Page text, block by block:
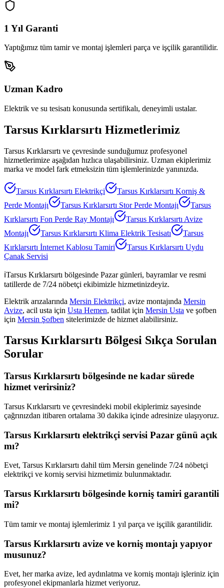
1 Yıl Garanti
Yaptığımız tüm tamir ve montaj işlemleri parça ve işçilik garantilidir.
Uzman Kadro
Elektrik ve su tesisatı konusunda sertifikalı, deneyimli ustalar.
Tarsus Kırklarsırtı Hizmetlerimiz
Tarsus Kırklarsırtı ve çevresinde sunduğumuz profesyonel
hizmetlerimize aşağıdan hızlıca ulaşabilirsiniz. Uzman ekiplerimiz
marka ve model fark etmeksizin tüm işlemlerinizde yanınızda.
Tarsus Kırklarsırtı Elektrikçi Tarsus Kırklarsırtı Korniş &
Perde Montajı
Tarsus Kırklarsırtı Stor Perde Montajı
Tarsus
Kırklarsırtı Fon Perde Ray Montajı Tarsus Kırklarsırtı Avize
Montajı
Tarsus Kırklarsırtı Klima Elektrik Tesisatı
Tarsus
Kırklarsırtı İnternet Kablosu Tamiri Tarsus Kırklarsırtı Uydu
Çanak Servisi
ℹ️Tarsus Kırklarsırtı bölgesinde Pazar günleri, bayramlar ve resmi
tatillerde de 7/24 nöbetçi ekibimizle hizmetinizdeyiz.
Elektrik arızalarında Mersin Elektrikçi, avize montajında Mersin
Avize, acil usta için Usta Hemen, tadilat için Mersin Usta ve şofben
için Mersin Şofben sitelerimizde de hizmet alabilirsiniz.
Tarsus Kırklarsırtı Bölgesi Sıkça Sorulan
Sorular
Tarsus Kırklarsırtı bölgesinde ne kadar sürede
hizmet verirsiniz?
Tarsus Kırklarsırtı ve çevresindeki mobil ekiplerimiz sayesinde
çağrınızdan itibaren ortalama 30 dakika içinde adresinize ulaşıyoruz.
Tarsus Kırklarsırtı elektrikçi servisi Pazar günü açık
mı?
Evet, Tarsus Kırklarsırtı dahil tüm Mersin genelinde 7/24 nöbetçi
elektrikçi ve korniş servisi hizmetimiz bulunmaktadır.
Tarsus Kırklarsırtı bölgesinde korniş tamiri garantili
mi?
Tüm tamir ve montaj işlemlerimiz 1 yıl parça ve işçilik garantilidir.
Tarsus Kırklarsırtı avize ve korniş montajı yapıyor
musunuz?
Evet, her marka avize, led aydınlatma ve korniş montajı işleriniz için
profesyonel ekipmanlarla hizmet veriyoruz.